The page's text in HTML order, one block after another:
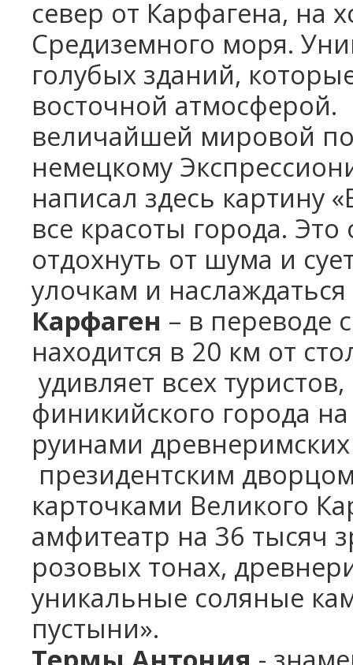
север от Карфагена, на
Средиземного моря.
голубых зданий,
восточной атмосферой.
величайшей мировой
немецкому
написал здесь картину
все красоты города. Это
отдохнуть от шума и
улочкам и
Карфаген – в переводе
находится в 20 км от
удивляет всех
финикийского города
руинами
президентским
карточками Великого
амфитеатр на 36 тысяч
розовых тонах,
уникальные соляные
пустыни».